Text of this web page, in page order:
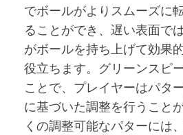
でボールがよりスムーズに
ることができ、遅い表面で
がボールを持ち上げて効果
役立ちます。グリーンスピ
ことで、プレイヤーはパタ
に基づいた調整を行うこと
くの調整可能なパターには